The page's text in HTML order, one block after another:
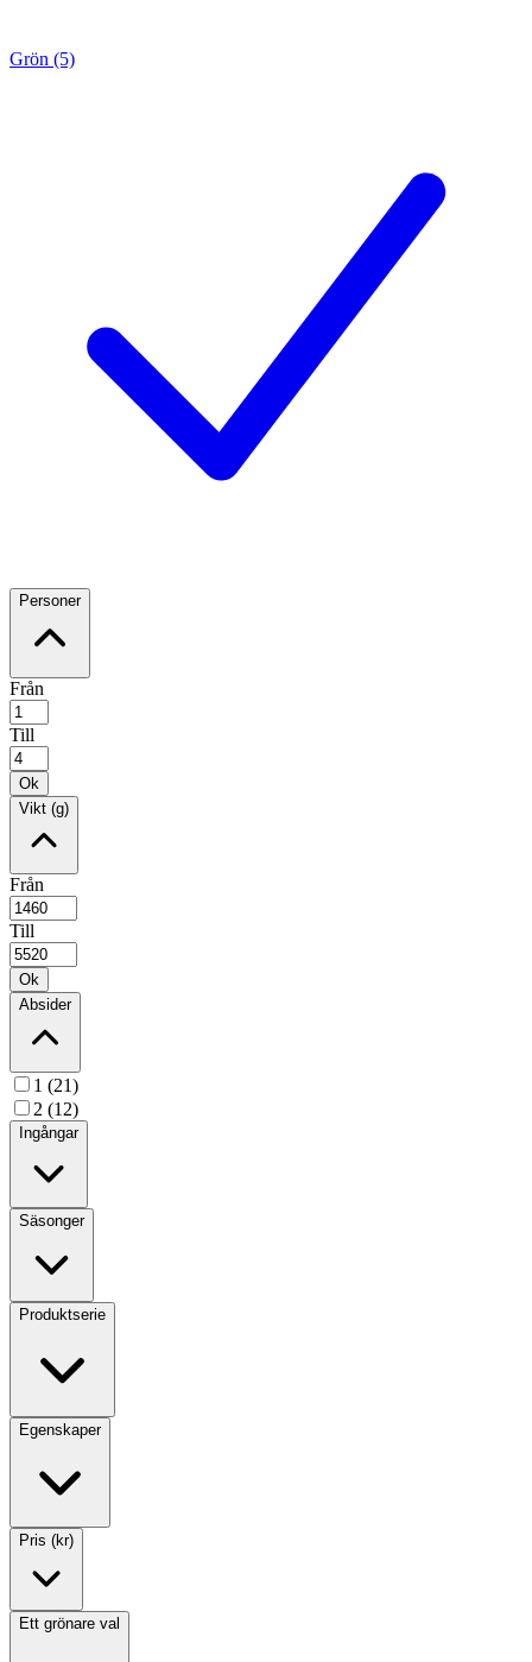
Grön (5)
Personer
Från
Till
Ok
Vikt (g)
Från
Till
Ok
Absider
1 (21)
2 (12)
Ingångar
Säsonger
Produktserie
Egenskaper
Pris (kr)
Ett grönare val